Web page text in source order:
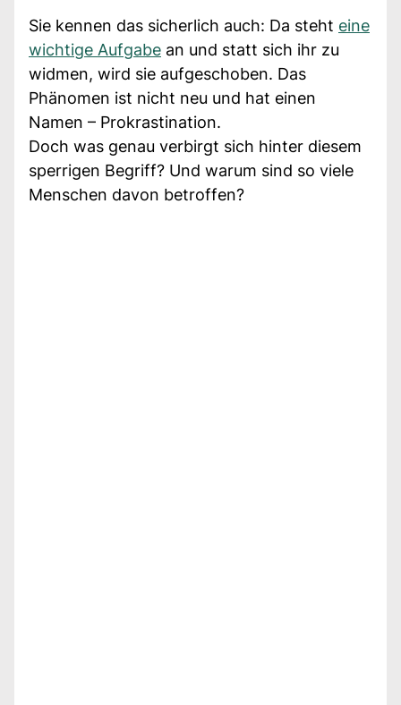
Sie kennen das sicherlich auch: Da steht eine
wichtige Aufgabe an und statt sich ihr zu
widmen, wird sie aufgeschoben. Das
Phänomen ist nicht neu und hat einen
Namen – Prokrastination.
Doch was genau verbirgt sich hinter diesem
sperrigen Begriff? Und warum sind so viele
Menschen davon betroffen?